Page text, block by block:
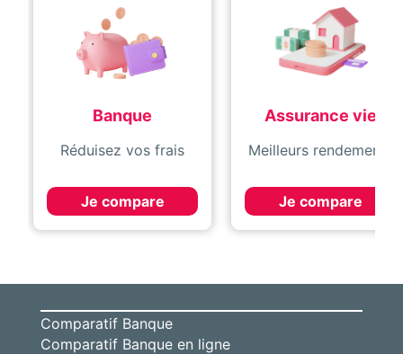
Banque
Réduisez vos frais
Je compare
Assurance vie
Meilleurs rendements
Je compare
Comparatif Banque
Comparatif Banque en ligne